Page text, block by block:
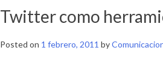
Twitter como
Posted on 1 febrero, 2011 by